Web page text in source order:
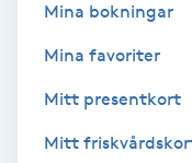
Bröllopsuppsättning
Celluliter
Mina bokningar
Mina favoriter
Mitt presentkort
Mitt